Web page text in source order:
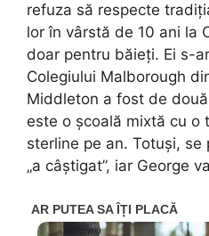
refuza să respecte
lor în vârstă de 10 ani la
doar pentru băieți. Ei s-
Colegiului Malborough
Middleton a fost de
este o școală mixtă cu o
sterline pe an. Totuși, se
„a câștigat”, iar George